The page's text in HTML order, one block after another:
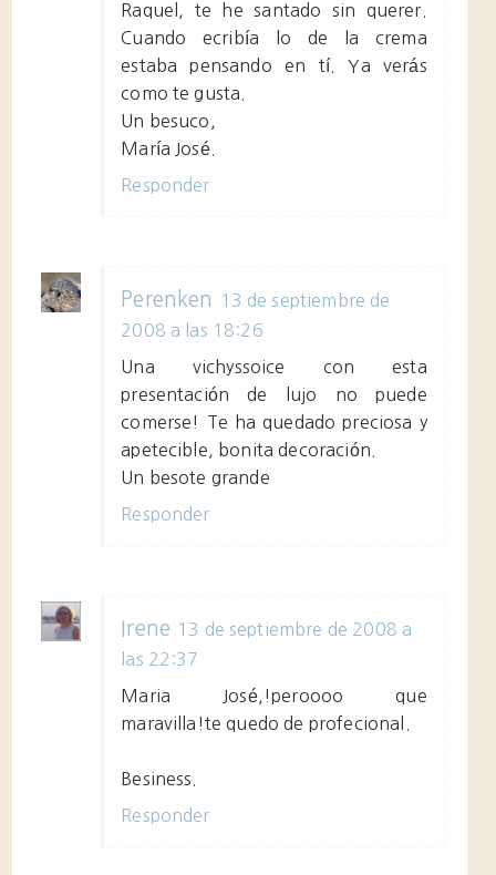
Raquel, te he santado sin querer.
Cuando ecribía lo de la crema
estaba pensando en tí. Ya verás
como te gusta.
Un besuco,
María José.
Responder
Perenken
13 de septiembre de
2008 a las 18:26
Una vichyssoice con esta
presentación de lujo no puede
comerse! Te ha quedado preciosa y
apetecible, bonita decoración.
Un besote grande
Responder
Irene 13 de septiembre de 2008 a
las 22:37
Maria José,!peroooo que
maravilla!te quedo de profecional.
Besiness.
Responder